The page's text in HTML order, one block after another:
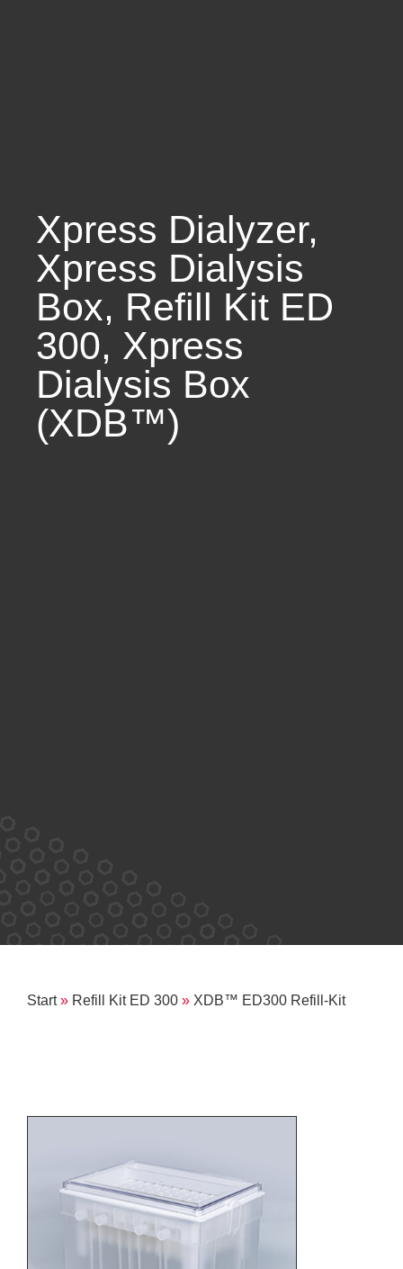
Xpress Dialyzer,
Xpress Dialysis
Box, Refill Kit ED
300, Xpress
Dialysis Box
(XDB™)
Start » Refill Kit ED 300 » XDB™ ED300 Refill-Kit